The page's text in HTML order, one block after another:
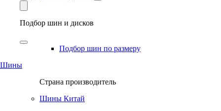
Подбор шин и дисков
Подбор шин по размеру
Шины
Страна производитель
Шины Китай